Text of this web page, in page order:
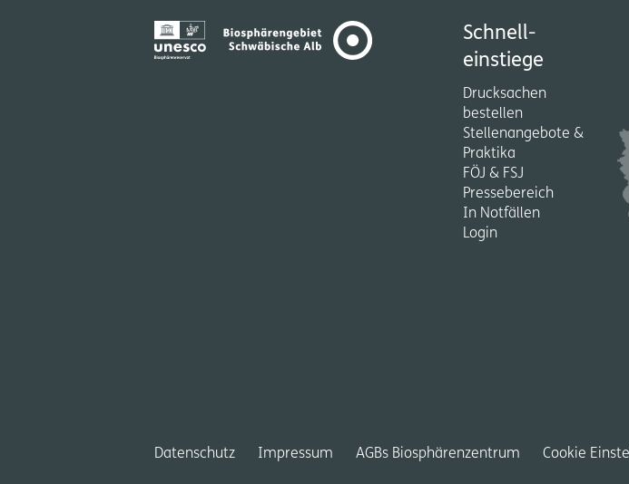
Schnell­
einstiege
Drucksachen
bestellen
Stellenangebote &
Praktika
FÖJ & FSJ
Pressebereich
In Notfällen
Login
Datenschutz Impressum AGBs Biosphärenzentrum Cookie